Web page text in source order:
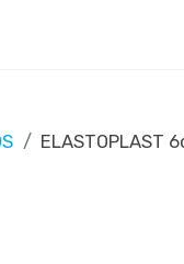
ELASTOPLAST